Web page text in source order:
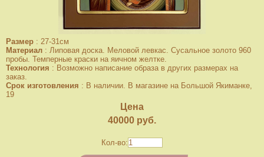
Размер : 27-31см
Материал : Липовая доска. Меловой левкас. Сусальное золото 960
пробы. Темперные краски на яичном желтке.
Технология : Возможно написание образа в других размерах на
заказ.
Срок изготовления : В наличии. В магазине на Большой Якиманке,
19
Цена
40000 руб.
Кол-во: